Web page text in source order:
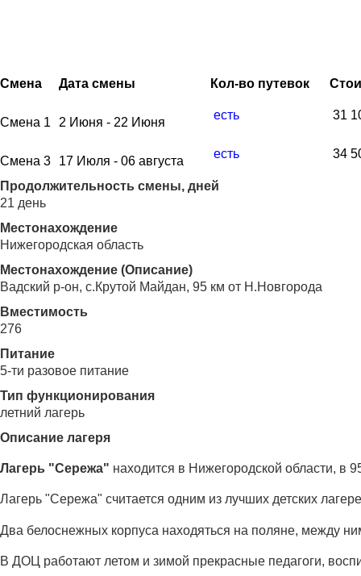
Смена Дата смены Кол-во путевок
Смена 1 2 Июня - 22 Июня
есть 31
Смена 3 17 Июля - 06 августа
есть 34
Продолжительность смены, дней
21 день
Местонахождение
Нижегородская область
Местонахождение (Описание)
Вадский р-он, с.Крутой Майдан, 95 км от Н.Новгорода
Вместимость
276
Питание
5-ти разовое питание
Тип функционирования
летний лагерь
Описание лагеря
Лагерь "Сережа" находится в Нижегородской области, в
Лагерь "Сережа" считается одним из лучших детских
Два белоснежных корпуса находяться на поляне, между
В ДОЦ работают летом и зимой прекрасные педагоги,